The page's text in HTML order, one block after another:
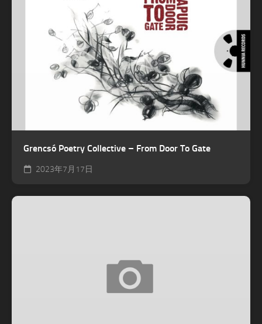
Grencsó Poetry Collective – From Door To Gate
2023年7月17日